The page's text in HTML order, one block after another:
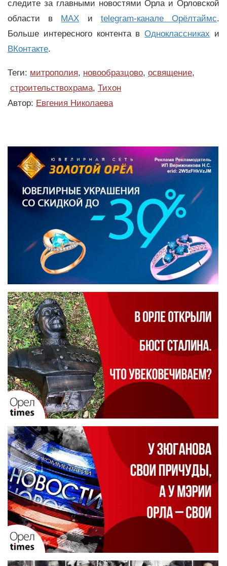
следите за главными новостями Орла и Орловской
области в MAX и telegram-канале Орёлтаймс.
Больше интересного контента вОдноклассниках и
ВКонтакте.
Теги: митрополия, новообразцово, освящение,
строительствохрама, Тихон
Автор: Евгения Николаева